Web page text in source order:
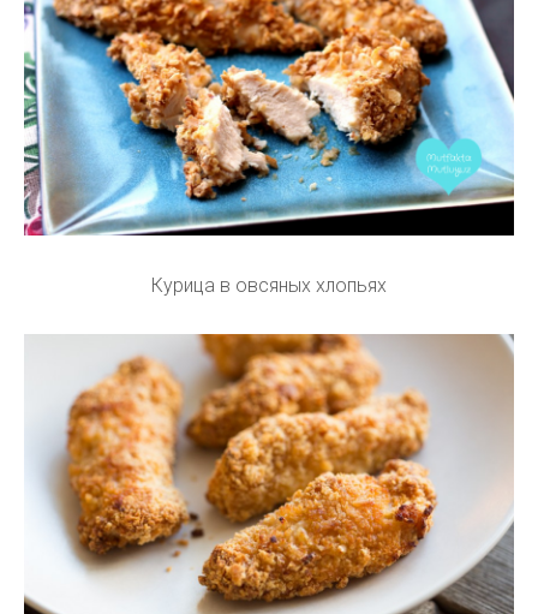
Курица в овсяных хлопьях